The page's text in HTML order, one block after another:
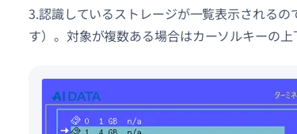
3.認識しているストレージが一覧表示される
す）。対象が複数ある場合はカーソルキーの